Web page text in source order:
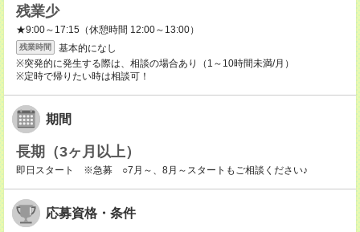
残業少
★9:00～17:15（休憩時間 12:00～13:00）
残業時間
基本的になし
※突発的に発生する際は、相談の場合あり（1～10時間未満/月）
※定時で帰りたい時は相談可！
期間
長期（3ヶ月以上）
即日スタート ※急募 ○7月～、8月～スタートもご相談ください♪
応募資格・条件